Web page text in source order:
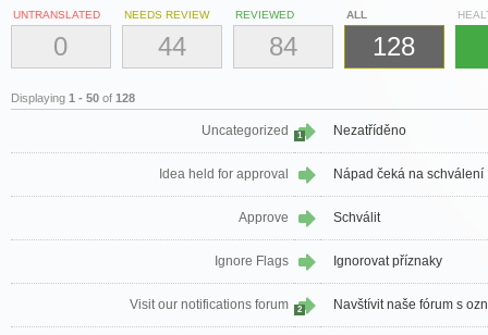
UNTRANSLATED
0
NEEDS REVIEW
44
REVIEWED
84
ALL
128
Displaying 1 - 50 of 128
Uncategorized 1 Nezatříděno
Idea held for approval Nápad čeká na schválení
Approve Schválit
Ignore Flags Ignorovat příznaky
Visit our notifications forum 2 Navštívit naše fórum s